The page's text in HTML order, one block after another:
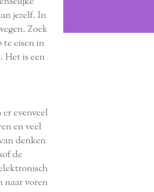
jezelf. In
Zoek
te eisen in
Het is een
evenveel
en veel
denken
de
naar voren